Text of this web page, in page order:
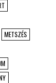
METSZÉS